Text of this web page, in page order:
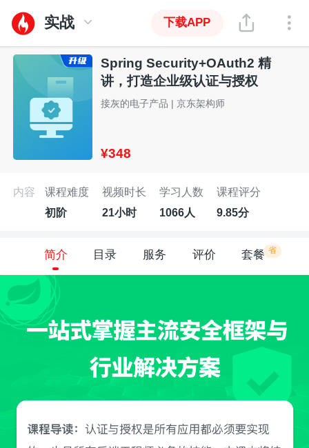
实战 下载APP
Spring Security+OAuth2 精
讲，打造企业级认证与授权
接灰的电子产品 | 京东架构师
¥348
内容
课程难度
初阶
视频时长
21小时
学习人数
1066人
课程评分
9.85分
简介 目录 服务 评价 套餐 省